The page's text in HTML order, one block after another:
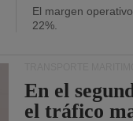
El margen
22%.
En el
el tráfico